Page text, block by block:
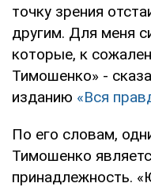
точку зрения
другим. Для меня
которые, к
Тимошенко» -
изданию «Вся
По его словам,
Тимошенко
принадлежность.